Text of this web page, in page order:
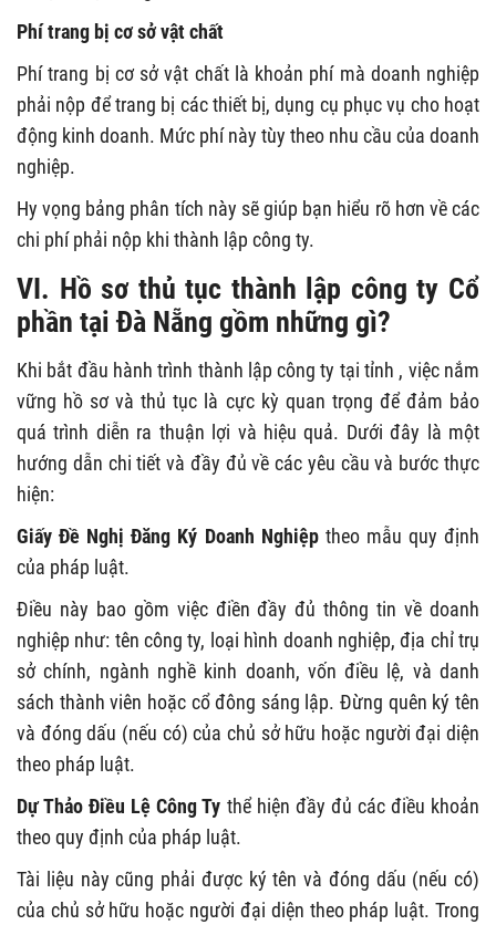
Phí trang bị cơ sở vật chất
Phí trang bị cơ sở vật chất là khoản phí mà doanh nghiệp
phải nộp để trang bị các thiết bị, dụng cụ phục vụ cho hoạt
động kinh doanh. Mức phí này tùy theo nhu cầu của doanh
nghiệp.
Hy vọng bảng phân tích này sẽ giúp bạn hiểu rõ hơn về các
chi phí phải nộp khi thành lập công ty.
VI. Hồ sơ thủ tục thành lập công ty Cổ
phần tại Đà Nẵng gồm những gì?
Khi bắt đầu hành trình thành lập công ty tại tỉnh , việc nắm
vững hồ sơ và thủ tục là cực kỳ quan trọng để đảm bảo
quá trình diễn ra thuận lợi và hiệu quả. Dưới đây là một
hướng dẫn chi tiết và đầy đủ về các yêu cầu và bước thực
hiện:
Giấy Đề Nghị Đăng Ký Doanh Nghiệp theo mẫu quy định
của pháp luật.
Điều này bao gồm việc điền đầy đủ thông tin về doanh
nghiệp như: tên công ty, loại hình doanh nghiệp, địa chỉ trụ
sở chính, ngành nghề kinh doanh, vốn điều lệ, và danh
sách thành viên hoặc cổ đông sáng lập. Đừng quên ký tên
và đóng dấu (nếu có) của chủ sở hữu hoặc người đại diện
theo pháp luật.
Dự Thảo Điều Lệ Công Ty thể hiện đầy đủ các điều khoản
theo quy định của pháp luật.
Tài liệu này cũng phải được ký tên và đóng dấu (nếu có)
của chủ sở hữu hoặc người đại diện theo pháp luật. Trong